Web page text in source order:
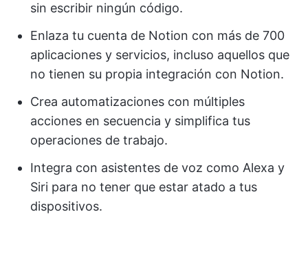
sin escribir ningún código.
Enlaza tu cuenta de Notion con más de 700
aplicaciones y servicios, incluso aquellos que
no tienen su propia integración con Notion.
Crea automatizaciones con múltiples
acciones en secuencia y simplifica tus
operaciones de trabajo.
Integra con asistentes de voz como Alexa y
Siri para no tener que estar atado a tus
dispositivos.